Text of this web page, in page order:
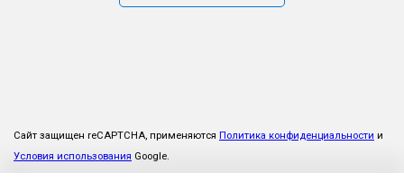
Сайт защищен reCAPTCHA, применяются Политика конфиденциальности и
Условия использования Google.